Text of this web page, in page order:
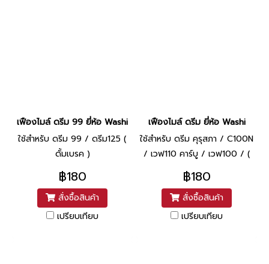
เฟืองไมล์ ดรีม 99 ยี่ห้อ Washi
ใช้สำหรับ ดรีม 99 / ดรีม125 (
ดั้มเบรค )
฿180
สั่งซื้อสินค้า
เปรียบเทียบ
เฟืองไมล์ ดรีม ยี่ห้อ Washi
ใช้สำหรับ ดรีม คุรุสภา / C100N
/ เวฟ110 คาร์บู / เวฟ100 / (
ดั้มเบรค )
฿180
สั่งซื้อสินค้า
เปรียบเทียบ